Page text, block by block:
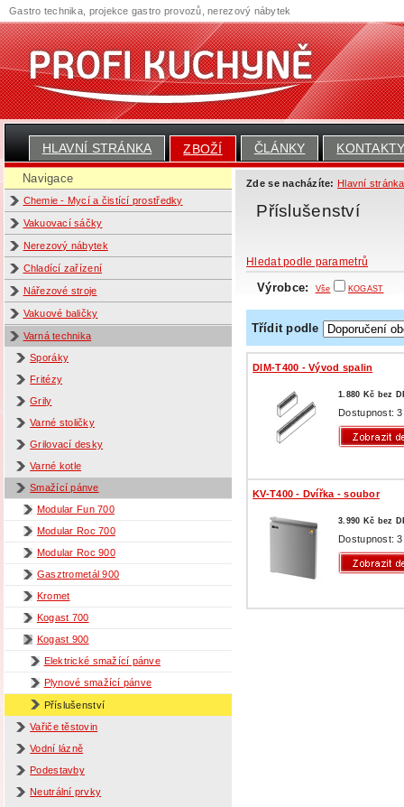
HLAVNÍ STRÁNKA ZBOŽÍ ČLÁNKY
Navigace
Chemie - Mycí a čistící prostředky
Vakuovací sáčky
Nerezový nábytek
Chladící zařízení
Nářezové stroje
Vakuové baličky
Varná technika
Sporáky
Fritézy
Grily
Varné stoličky
Grilovací desky
Varné kotle
Smažící pánve
Modular Fun 700
Modular Roc 700
Modular Roc 900
Gasztrometál 900
Kromet
Kogast 700
Kogast 900
Elektrické smažící pánve
Plynové smažící pánve
Příslušenství
Vařiče těstovin
Vodní lázně
Podestavby
Neutrální prvky
Zde se nacházíte: Hlavní stránka
Příslušenství
Hledat podle parametrů
Výrobce: Vše KOGAST
Třídit podle
DIM-T400 - Vývod spalin
1.880 Kč bez
Dostupnost:
KV-T400 - Dvířka - soubor
3.990 Kč bez
Dostupnost:
Gastro technika, projekce gastro provozů, nerezový nábytek